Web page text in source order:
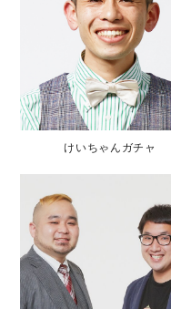
けいちゃんガチャ